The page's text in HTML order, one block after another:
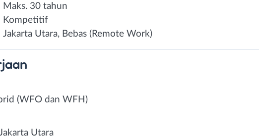
Maks. 30 tahun
Kompetitif
Jakarta Utara, Bebas (Remote Work)
(WFO dan WFH)
Utara